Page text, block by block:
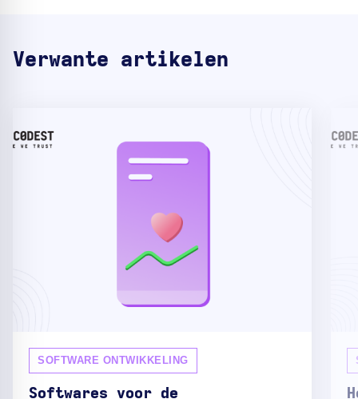
Verwante artikelen
SOFTWARE ONTWIKKELING
Softwares voor de